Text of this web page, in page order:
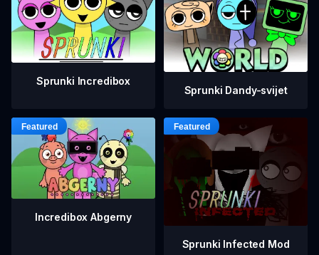
Sprunki Incredibox
Sprunki Dandy-svijet
Incredibox Abgerny
Sprunki Infected Mod